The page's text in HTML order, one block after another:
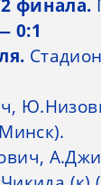
финала.
0:1